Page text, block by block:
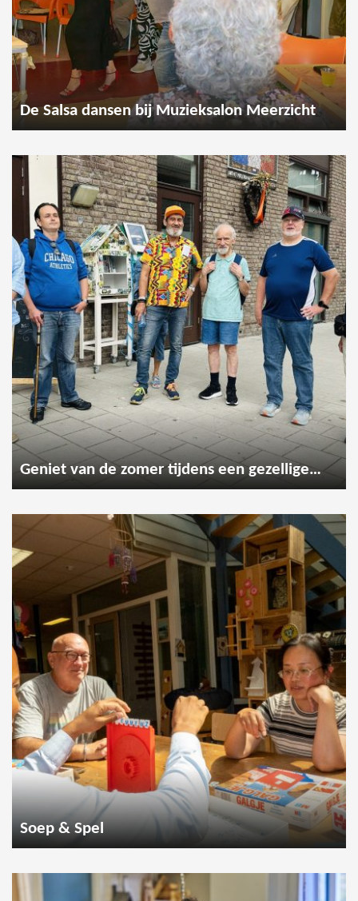
De Salsa dansen bij Muzieksalon Meerzicht
Geniet van de zomer tijdens een gezellige wandeling
Soep & Spel